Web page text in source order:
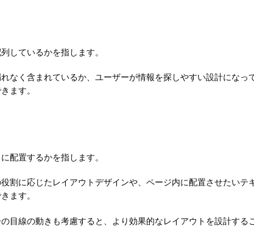
しているかを指します。
なく含まれているか、ユーザーが情報を探しやすい設計になっ
ます。
配置するかを指します。
割に応じたレイアウトデザインや、ページ内に配置させたいテ
ます。
目線の動きも考慮すると、より効果的なレイアウトを設計する